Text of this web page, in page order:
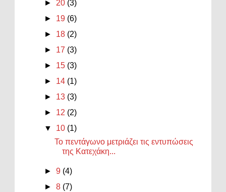
► 20 (3)
► 19 (6)
► 18 (2)
► 17 (3)
► 15 (3)
► 14 (1)
► 13 (3)
► 12 (2)
▼ 10 (1)
Το πεντάγωνο μετριάζει τις εντυπώσεις
της Κατεχάκη...
►9 (4)
►8 (7)